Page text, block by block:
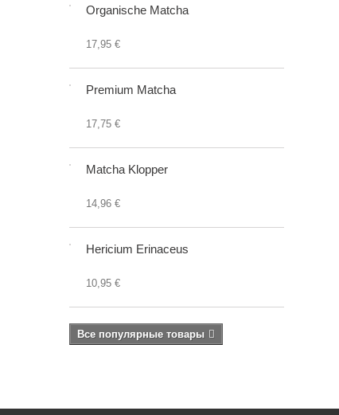
Organische Matcha
17,95 €
Premium Matcha
17,75 €
Matcha Klopper
14,96 €
Hericium Erinaceus
10,95 €
Все популярные товары